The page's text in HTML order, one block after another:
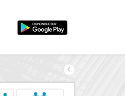
Par quartiers